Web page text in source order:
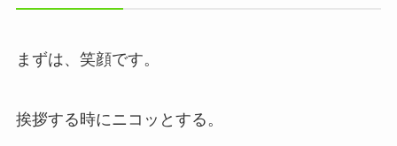
まずは、笑顔です。
挨拶する時にニコッとする。